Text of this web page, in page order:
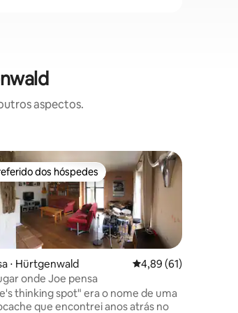
aspectos.
dos hóspedes
dos hóspedes
⋅ Hürtgenwald 4,89 de uma
4,89 (61)
onde Joe pensa
thinking spot" era o nome de uma
que encontrei anos atrás no